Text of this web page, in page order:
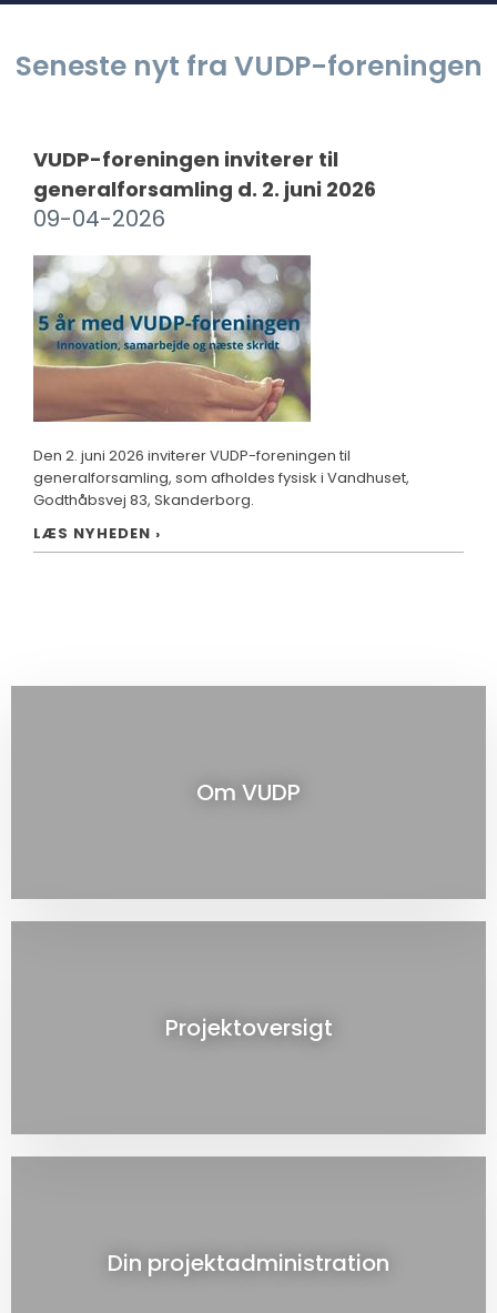
Seneste nyt fra VUDP-foreningen
VUDP-foreningen inviterer til
generalforsamling d. 2. juni 2026
09-04-2026
​Den 2. juni 2026 inviterer VUDP-foreningen til
generalforsamling, som afholdes fysisk i Vandhuset,
Godthåbsvej 83, Skanderborg.
LÆS NYHEDEN ›
Om VUDP
Projektoversigt
Din projektadministration